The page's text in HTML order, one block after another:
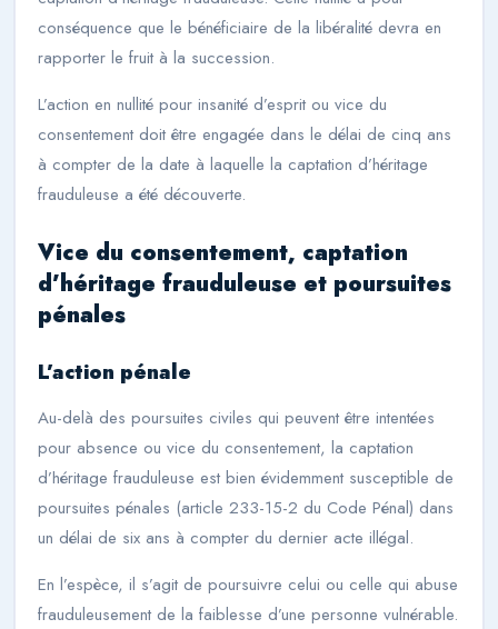
conséquence que le bénéficiaire de la libéralité devra en
rapporter le fruit à la succession.
L’action en nullité pour insanité d’esprit ou vice du
consentement doit être engagée dans le délai de cinq ans
à compter de la date à laquelle la captation d’héritage
frauduleuse a été découverte.
Vice du consentement, captation
d’héritage frauduleuse et poursuites
pénales
L’action pénale
Au-delà des poursuites civiles qui peuvent être intentées
pour absence ou vice du consentement, la captation
d’héritage frauduleuse est bien évidemment susceptible de
poursuites pénales (article 233-15-2 du Code Pénal) dans
un délai de six ans à compter du dernier acte illégal.
En l’espèce, il s’agit de poursuivre celui ou celle qui abuse
frauduleusement de la faiblesse d’une personne vulnérable.